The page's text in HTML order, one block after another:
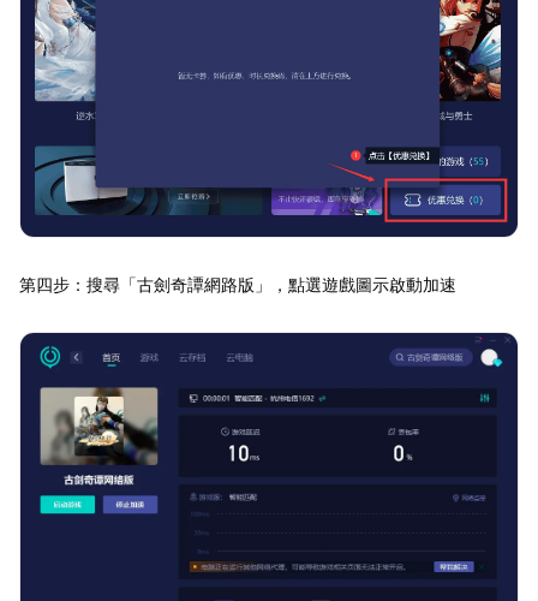
第四步：搜尋「古劍奇譚網路版」，點選遊戲圖示啟動加速